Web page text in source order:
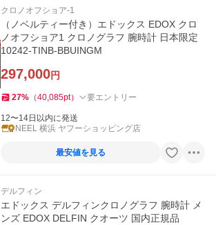
クロノオフショア-1
（ノベルティー付き）エドックス EDOX クロ
ノオフショア1 クロノグラフ 腕時計 日本限定
10242-TINB-BBUINGM
297,000円
27% （40,085pt） 要エントリー
12〜14日以内に発送
NEEL 横浜 ヤフーショッピング店
最安値を見る
デルフィン
エドックス デルフィンクロノグラフ 腕時計 メ
ンズ EDOX DELFIN クオーツ 国内正規品